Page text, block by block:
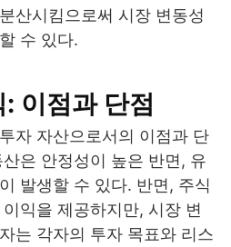
산시킴으로써 시장 변동성
수 있다.
이점과 단점
자 자산으로서의 이점과 단
은 안정성이 높은 반면, 유
발생할 수 있다. 반면, 주식
익을 제공하지만, 시장 변
는 각자의 투자 목표와 리스